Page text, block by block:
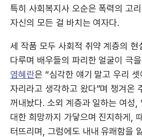
특히 사회복지사 오순은 폭력의 고
자신의 모든 걸 바치는 여자다.
세 작품 모두 사회적 취약 계층의 현
다루며 배우들의 파리한 얼굴이 극
염혜란은 “심각한 얘기 말고 우리
자리라고 생각하고 왔다”며 챙겨온
꺼내놨다. 소외 계층과 일하는 여성,
대한 희망까지 가닿으며 진지하게,
터뜨리며, 그럼에도 내내 유쾌함을